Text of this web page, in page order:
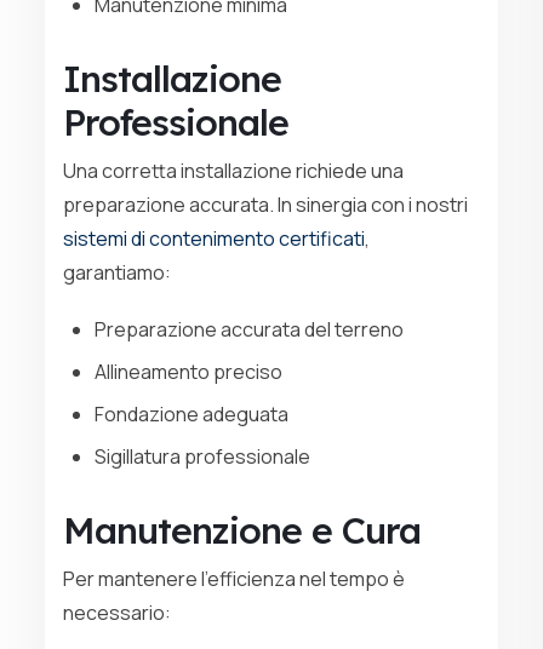
Installazione
Professionale
Una corretta installazione richiede una
preparazione accurata. In sinergia con i nostri
sistemi di contenimento certificati,
garantiamo:
Preparazione accurata del terreno
Allineamento preciso
Fondazione adeguata
Sigillatura professionale
Manutenzione e Cura
Per mantenere l’efficienza nel tempo è
necessario: